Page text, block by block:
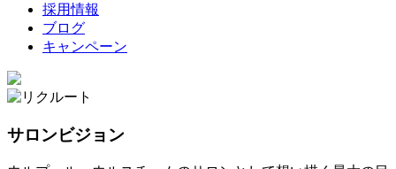
採用情報
ブログ
キャンペーン
サロンビジョン